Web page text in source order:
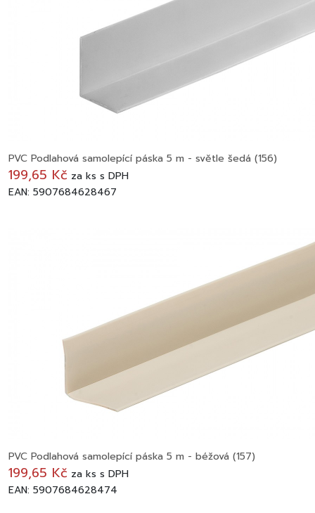
PVC Podlahová samolepící páska 5 m - světle šedá (156)
199,65 Kč za ks s DPH
EAN: 5907684628467
PVC Podlahová samolepící páska 5 m - béžová (157)
199,65 Kč za ks s DPH
EAN: 5907684628474